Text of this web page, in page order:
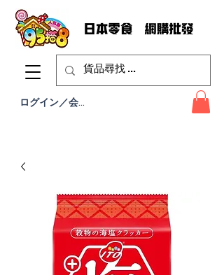
ログイン／会員登録